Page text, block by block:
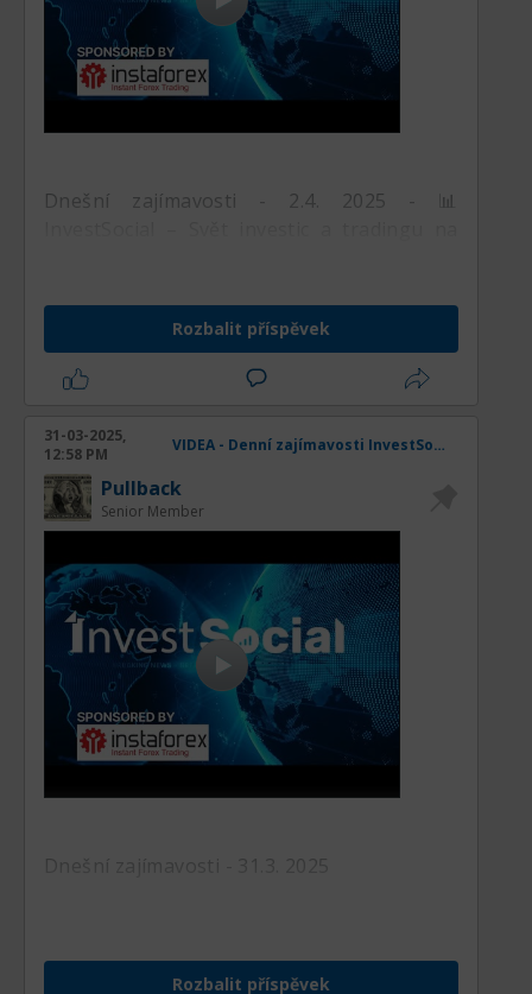
Dnešní zajímavosti - 2.4. 2025 - 📊
Rozbalit příspěvek
31-03-2025,
12:58 PM
VIDEA - Denní zajímavosti InvestSocial
Pullback
Senior Member
Dnešní zajímavosti - 31.3. 2025
Rozbalit příspěvek